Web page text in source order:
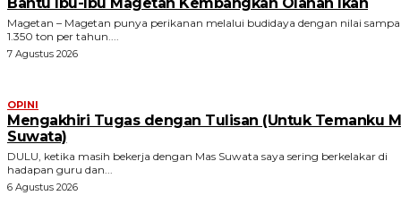
Bantu Ibu-Ibu Magetan Kembangkan Olahan Ikan
Magetan – Magetan punya perikanan melalui budidaya dengan nilai
1.350 ton per tahun....
7 Agustus 2026
OPINI
Mengakhiri Tugas dengan Tulisan (Untuk Temanku
Suwata)
DULU, ketika masih bekerja dengan Mas Suwata saya sering berkelakar di
hadapan guru dan...
6 Agustus 2026